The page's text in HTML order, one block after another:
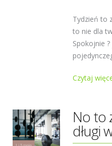
Tydzień to
to nie dla
Spokojnie
Czytaj
No to
długi